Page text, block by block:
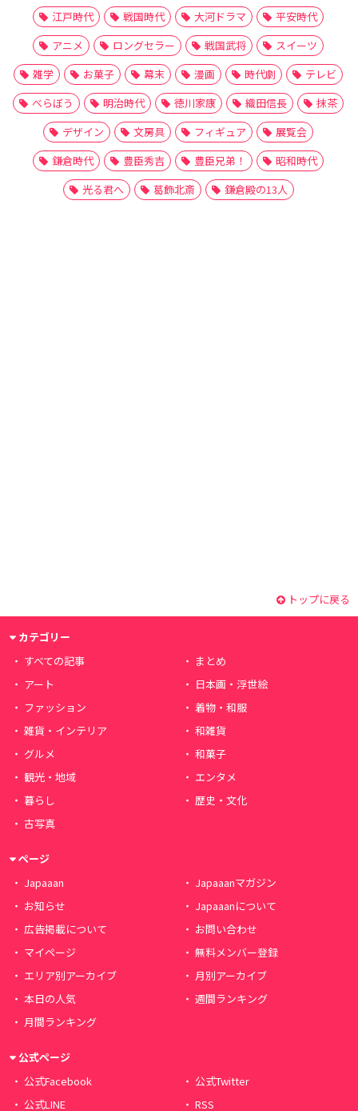
江戸時代 戦国時代 大河ドラマ
平安時代
アニメ
ロングセラー 戦国武将
スイーツ
雑学
お菓子 幕末 漫画 時代劇
テレビ
べらぼう
明治時代 徳川家康 織田信長
抹茶
デザイン
文房具 フィギュア
展覧会
鎌倉時代
豊臣秀吉 豊臣兄弟！
昭和時代
光る君へ
葛飾北斎 鎌倉殿の13人
トップに戻る
カテゴリー
すべての記事
まとめ
アート
日本画・浮世絵
ファッション
着物・和服
雑貨・インテリア
和雑貨
グルメ
和菓子
観光・地域
エンタメ
暮らし
歴史・文化
古写真
ページ
Japaaan
Japaaanマガジン
お知らせ
Japaaanについて
広告掲載について
お問い合わせ
マイページ
無料メンバー登録
エリア別アーカイブ
月別アーカイブ
本日の人気
週間ランキング
月間ランキング
公式ページ
公式Facebook
公式Twitter
公式LINE
RSS